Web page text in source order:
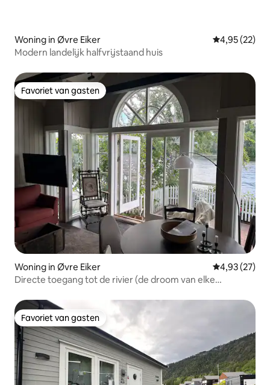
Woning in Øvre Eiker Gemiddelde
4,95 (22)
Modern landelijk halfvrijstaand huis
Favoriet van gasten
Favoriet van gasten
Woning in Øvre Eiker Gemiddelde
4,93 (27)
Directe toegang tot de rivier (de droom van elke
Favoriet van gasten
Favoriet van gasten